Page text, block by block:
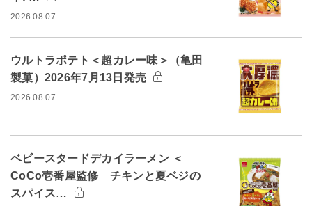
2026.08.07
ウルトラポテト＜超カレー味＞（亀田
製菓）2026年7月13日発売
2026.08.07
ベビースタードデカイラーメン ＜
CoCo壱番屋監修 チキンと夏ベジの
スパイス…